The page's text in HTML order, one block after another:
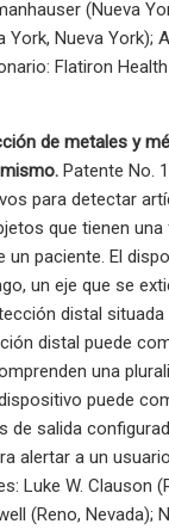
(Nueva
York, Nueva York);
Flatiron
de metales y
Patente No.
para detectar
que tienen
un paciente. El
un eje que se
distal situada
distal puede
una
puede
de salida
alertar a un
Luke W. Clauson
(Reno, Nevada);